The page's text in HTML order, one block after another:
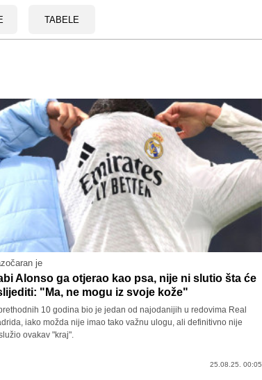
TABELE
je
Alonso ga otjerao kao psa, nije ni slutio šta će
"Ma, ne mogu iz svoje kože"
10 godina bio je jedan od najodanijih u redovima Real
iako možda nije imao tako važnu ulogu, ali definitivno nije
ovakav "kraj".
25.08.25. 00:05